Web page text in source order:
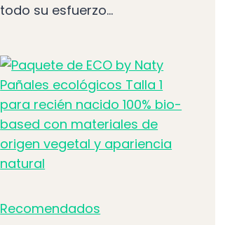
todo su esfuerzo...
Recomendados